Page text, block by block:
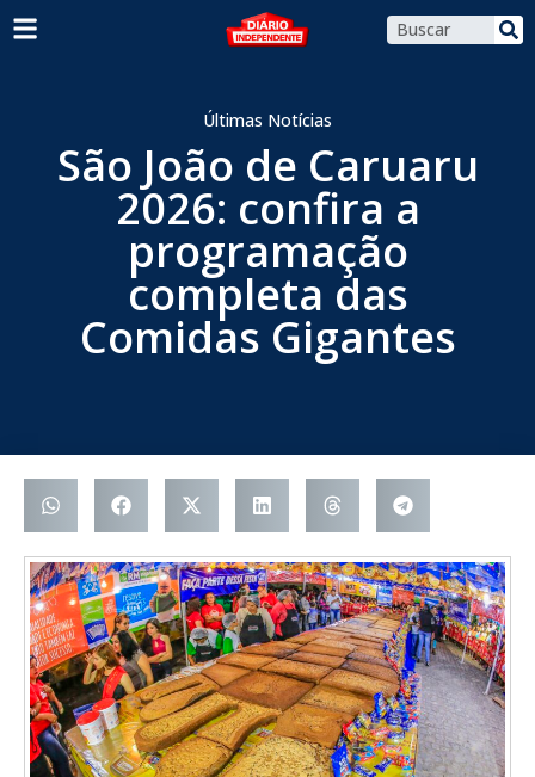
Últimas Notícias
São João de Caruaru
2026: confira a
programação
completa das
Comidas Gigantes